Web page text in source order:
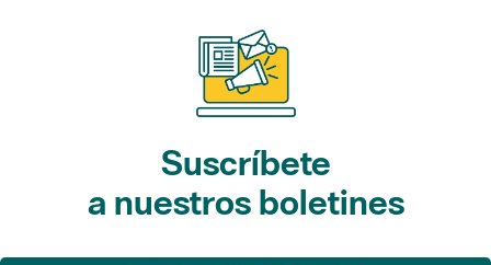
Suscríbete
a nuestros boletines